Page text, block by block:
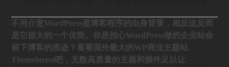
不用介意WordPress是博客程序的出身背景，相反这反而
是它很大的一个优势。你是担心WordPress做的企业站会
留下博客的痕迹？看看国外最大的WP商业主题站
Themeforest吧，无数高质量的主题和插件足以让